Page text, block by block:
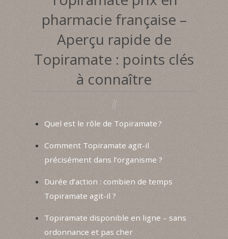
pharmacie française –
Aperçu rapide de
Topiramate : points clés
à connaître
Quel est le rôle de Topiramate ?
Comment Topiramate agit-il
précisément dans l’organisme ?
Durée d’action : combien de temps
Topiramate agit-il ?
Topiramate disponible en ligne – sans
ordonnance et pas cher